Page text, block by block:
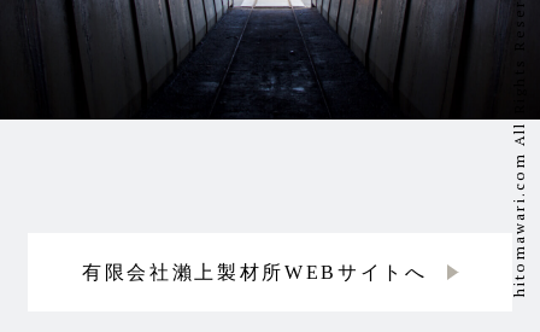
有限会社瀨上製材所WEBサイトへ